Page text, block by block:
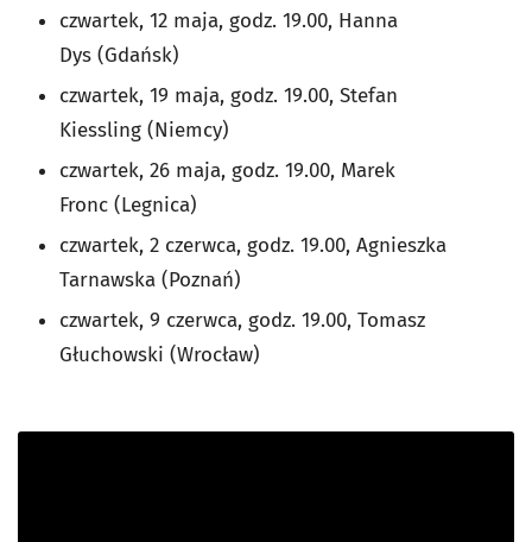
czwartek, 12 maja, godz. 19.00, Hanna
Dys (Gdańsk)
czwartek, 19 maja, godz. 19.00, Stefan
Kiessling (Niemcy)
czwartek, 26 maja, godz. 19.00, Marek
Fronc (Legnica)
czwartek, 2 czerwca, godz. 19.00, Agnieszka
Tarnawska (Poznań)
czwartek, 9 czerwca, godz. 19.00, Tomasz
Głuchowski (Wrocław)